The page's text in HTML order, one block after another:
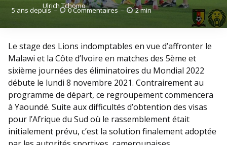
Posté
par
Ulrich Tchomo
5 ans depuis 0Commentaires 2 min
Le stage des Lions indomptables en vue d’affronter le
Malawi et la Côte d’Ivoire en matches des 5ème et
sixième journées des éliminatoires du Mondial 2022
débute le lundi 8 novembre 2021. Contrairement au
programme de départ, ce regroupement commencera
à Yaoundé. Suite aux difficultés d’obtention des visas
pour l’Afrique du Sud où le rassemblement était
initialement prévu, c’est la solution finalement adoptée